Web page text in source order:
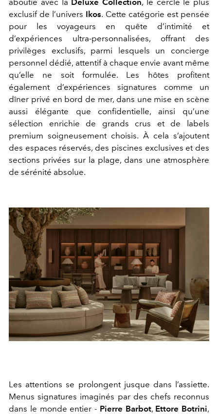
exclusif de l’univers Ikos. Cette catégorie est pensée
pour les voyageurs en quête d’intimité et
d’expériences ultra-personnalisées, offrant des
privilèges exclusifs, parmi lesquels un concierge
personnel dédié, attentif à chaque envie avant même
qu’elle ne soit formulée. Les hôtes profitent
également d’expériences signatures comme un
dîner privé en bord de mer, dans une mise en scène
aussi élégante que confidentielle, ainsi qu’une
sélection enrichie de grands crus et de labels
premium soigneusement choisis. À cela s’ajoutent
des espaces réservés, des piscines exclusives et des
sections privées sur la plage, dans une atmosphère
de sérénité absolue.
Les attentions se prolongent jusque dans l’assiette.
Menus signatures imaginés par des chefs reconnus
dans le monde entier - Pierre Barbot, Ettore Botrini,